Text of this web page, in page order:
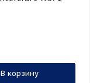
В корзину